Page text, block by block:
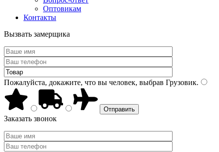
Оптовикам
Контакты
Вызвать замерщика
Пожалуйста, докажите, что вы человек, выбрав Грузовик.
Заказать звонок